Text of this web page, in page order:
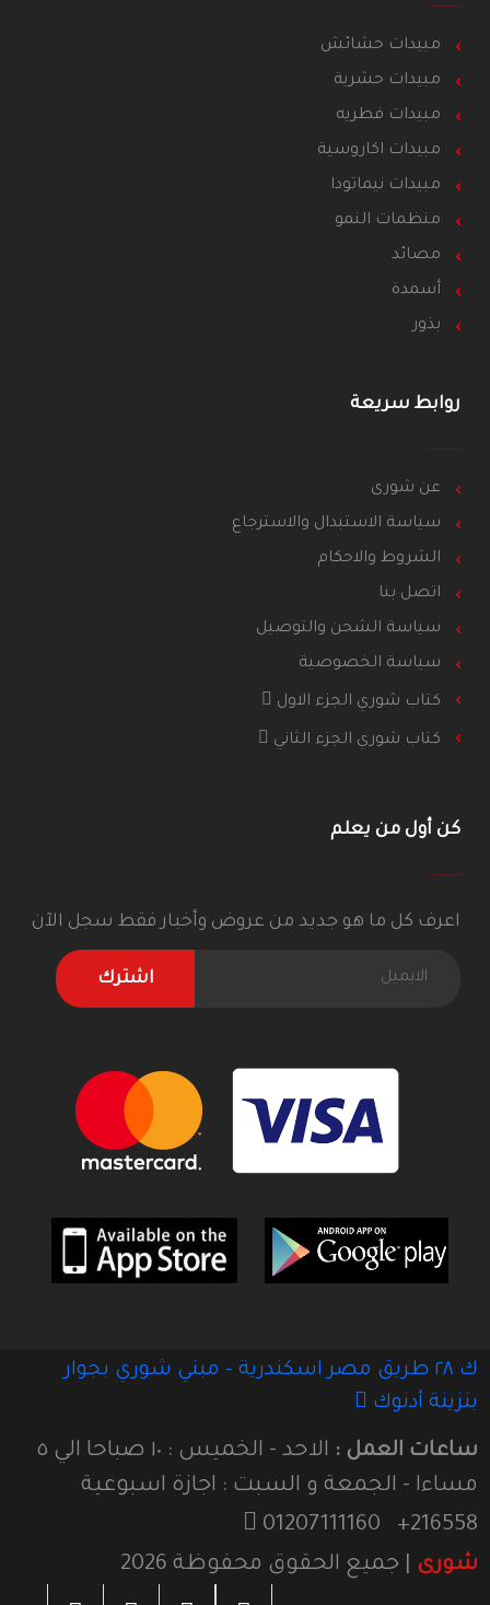
مبيدات حشائش
مبيدات حشرية
مبيدات فطريه
مبيدات اكاروسية
مبيدات نيماتودا
منظمات النمو
مصائد
أسمدة
بذور
روابط سريعة
عن شورى
سياسة الاستبدال والاسترجاع
الشروط والاحكام
اتصل بنا
سياسة الشحن والتوصيل
سياسة الخصوصية
كتاب شوري الجزء الاول
كتاب شوري الجزء الثاني
كن أول من يعلم
اعرف كل ما هو جديد من عروض وأخبار فقط سجل الآن
اشترك
ك ٢٨ طريق مصر اسكندرية - مبني شوري بجوار
بنزينة أدنوك
ساعات العمل :
الاحد - الخميس : ١٠ صباحا الي ٥
مساءا - الجمعة و السبت : اجازة اسبوعية
216558+
01207111160
شورى | جميع الحقوق محفوظة 2026